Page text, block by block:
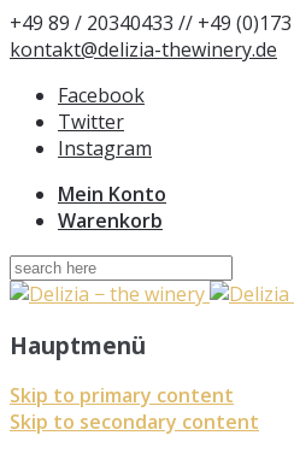
+49 89 / 20340433 // +49
kontakt@delizia-thewinery.de
Facebook
Twitter
Instagram
Mein Konto
Warenkorb
Suchen
nach:
Hauptmenü
Skip to primary content
Skip to secondary content